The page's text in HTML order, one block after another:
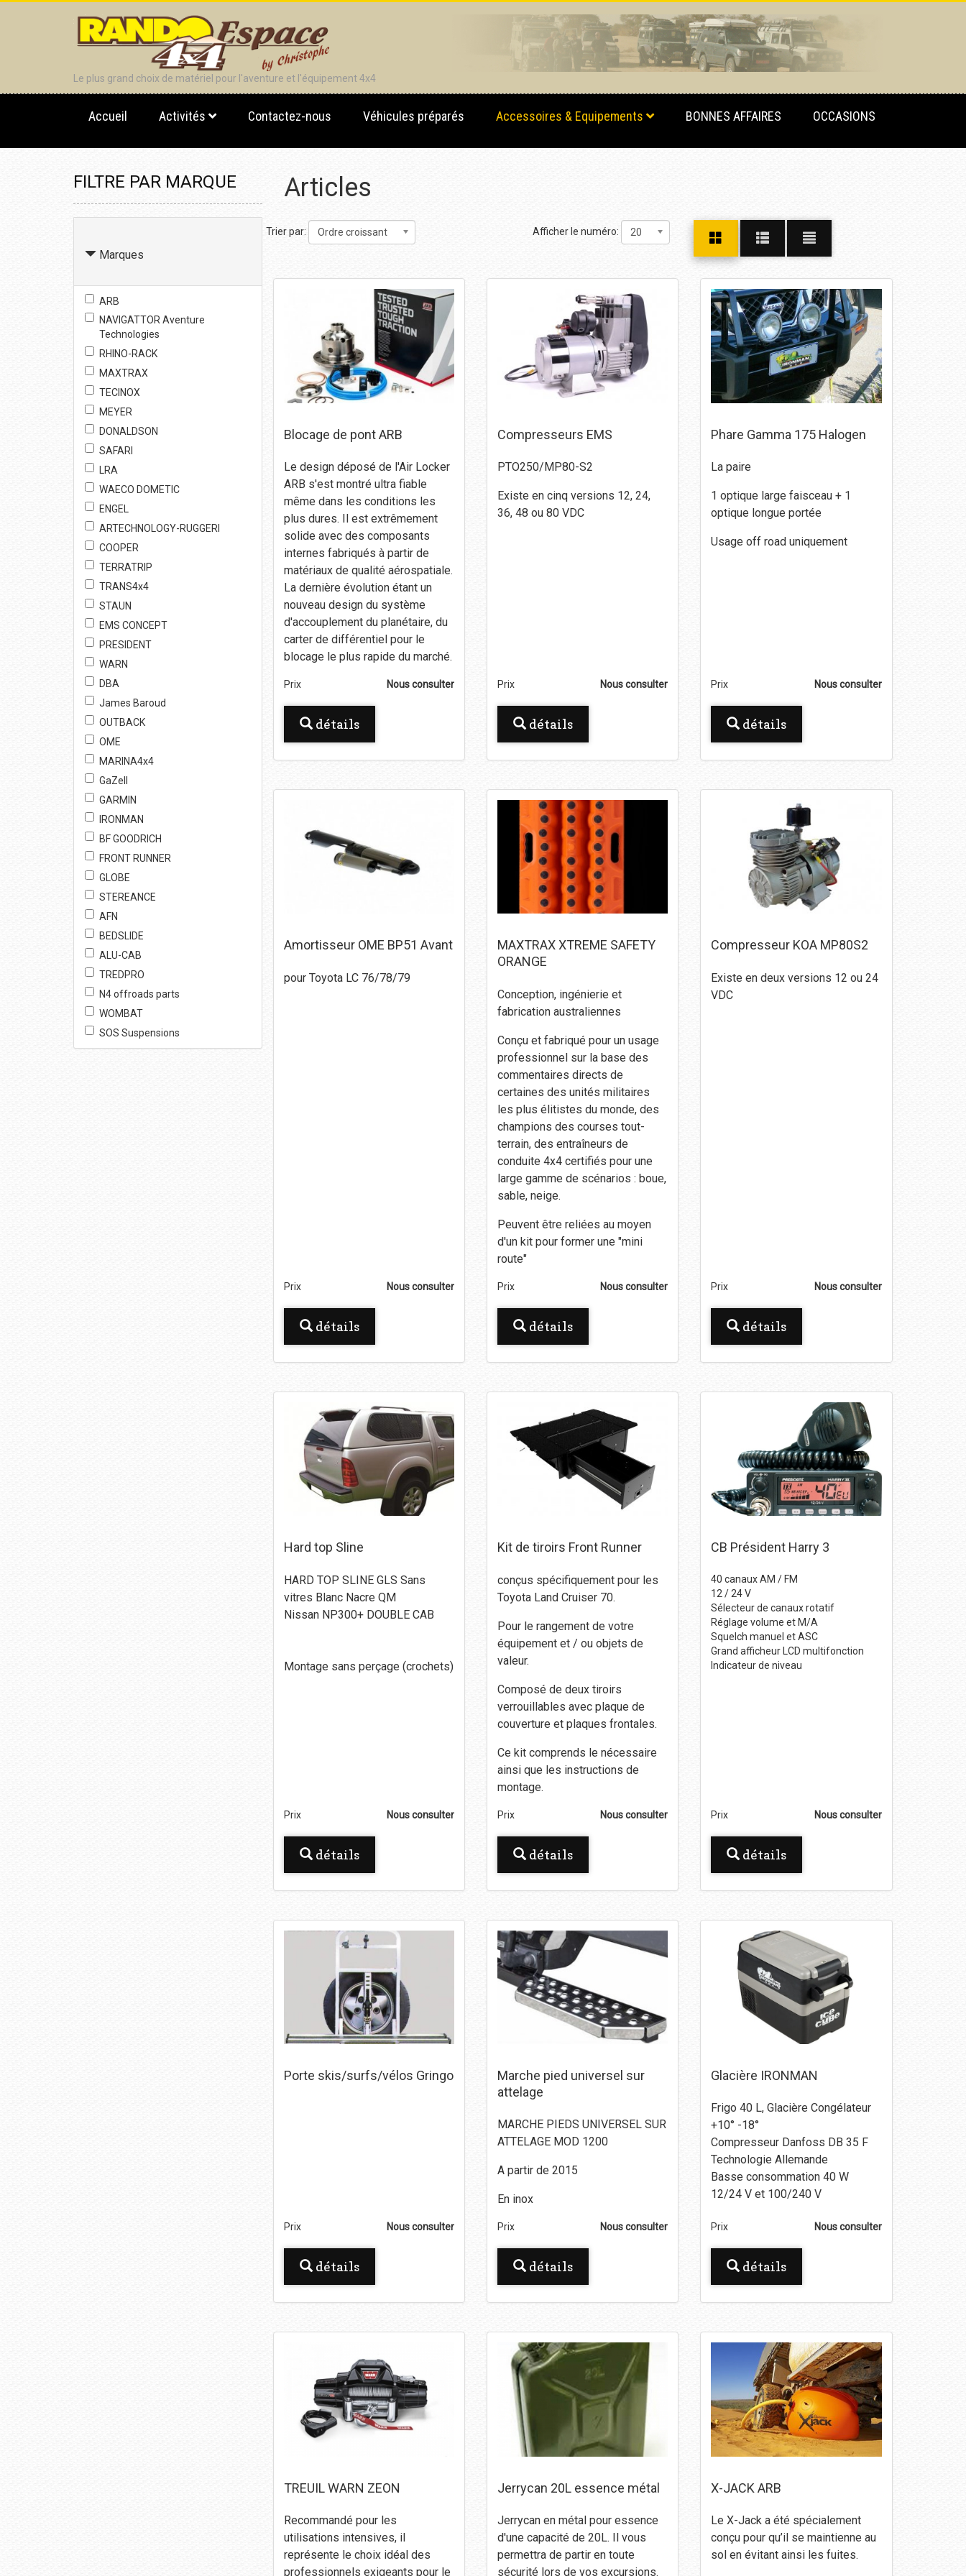
Le plus grand choix de matériel pour l'aventure et l'équipement 4x4
Accueil Activités Contactez-nous Véhicules préparés Accessoires & Equipements BONNES AFFAIRES OCCASIONS
FILTRE PAR MARQUE
Marques
ARB
NAVIGATTOR Aventure
Technologies
RHINO-RACK
MAXTRAX
TECINOX
MEYER
DONALDSON
SAFARI
LRA
WAECO DOMETIC
ENGEL
ARTECHNOLOGY-RUGGERI
COOPER
TERRATRIP
TRANS4x4
STAUN
EMS CONCEPT
PRESIDENT
WARN
DBA
James Baroud
OUTBACK
OME
MARINA4x4
GaZell
GARMIN
IRONMAN
BF GOODRICH
FRONT RUNNER
GLOBE
STEREANCE
AFN
BEDSLIDE
ALU-CAB
TREDPRO
N4 offroads parts
WOMBAT
SOS Suspensions
Articles
Trier par: Ordre croissant Afficher le numéro: 20
Blocage de pont ARB
Le design déposé de l'Air Locker
ARB s'est montré ultra fiable
même dans les conditions les
plus dures. Il est extrêmement
solide avec des composants
internes fabriqués à partir de
matériaux de qualité aérospatiale.
La dernière évolution étant un
nouveau design du système
d'accouplement du planétaire, du
carter de différentiel pour le
blocage le plus rapide du marché.
Prix Nous consulter
détails
Compresseurs EMS
PTO250/MP80-S2
Existe en cinq versions 12, 24,
36, 48 ou 80 VDC
Prix Nous consulter
détails
Phare Gamma 175 Halogen
La paire
1 optique large faisceau + 1
optique longue portée
Usage off road uniquement
Prix Nous consulter
détails
Amortisseur OME BP51 Avant
pour Toyota LC 76/78/79
Prix Nous consulter
détails
MAXTRAX XTREME SAFETY
ORANGE
Conception, ingénierie et
fabrication australiennes
Conçu et fabriqué pour un usage
professionnel sur la base des
commentaires directs de
certaines des unités militaires
les plus élitistes du monde, des
champions des courses tout-
terrain, des entraîneurs de
conduite 4x4 certifiés pour une
large gamme de scénarios : boue,
sable, neige.
Peuvent être reliées au moyen
d'un kit pour former une "mini
route"
Prix Nous consulter
détails
Compresseur KOA MP80S2
Existe en deux versions 12 ou 24
VDC
Prix Nous consulter
détails
Hard top Sline
HARD TOP SLINE GLS Sans
vitres Blanc Nacre QM
Nissan NP300+ DOUBLE CAB
Montage sans perçage (crochets)
Prix Nous consulter
détails
Kit de tiroirs Front Runner
conçus spécifiquement pour les
Toyota Land Cruiser 70.
Pour le rangement de votre
équipement et / ou objets de
valeur.
Composé de deux tiroirs
verrouillables avec plaque de
couverture et plaques frontales.
Ce kit comprends le nécessaire
ainsi que les instructions de
montage.
Prix Nous consulter
détails
CB Président Harry 3
40 canaux AM / FM
12 / 24 V
Sélecteur de canaux rotatif
Réglage volume et M/A
Squelch manuel et ASC
Grand afficheur LCD multifonction
Indicateur de niveau
Prix Nous consulter
détails
Porte skis/surfs/vélos Gringo
Prix Nous consulter
détails
Marche pied universel sur
attelage
MARCHE PIEDS UNIVERSEL SUR
ATTELAGE MOD 1200
A partir de 2015
En inox
Prix Nous consulter
détails
Glacière IRONMAN
Frigo 40 L, Glacière Congélateur
+10° -18°
Compresseur Danfoss DB 35 F
Technologie Allemande
Basse consommation 40 W
12/24 V et 100/240 V
Prix Nous consulter
détails
TREUIL WARN ZEON
Recommandé pour les
utilisations intensives, il
représente le choix idéal des
professionnels exigeants pour le
Jerrycan 20L essence métal
Jerrycan en métal pour essence
d'une capacité de 20L. Il vous
permettra de partir en toute
sécurité lors de vos excursions.
X-JACK ARB
Le X-Jack a été spécialement
conçu pour qu’il se maintienne au
sol en évitant ainsi les fuites.